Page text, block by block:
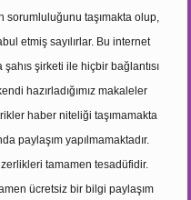
sorumluluğunu taşımakta olup,
etmiş sayılırlar. Bu internet
şirketi ile hiçbir bağlantısı
hazırladığımız makaleler
haber niteliği taşımamakta
paylaşım yapılmamaktadır.
tamamen tesadüfidir.
ücretsiz bir bilgi paylaşım